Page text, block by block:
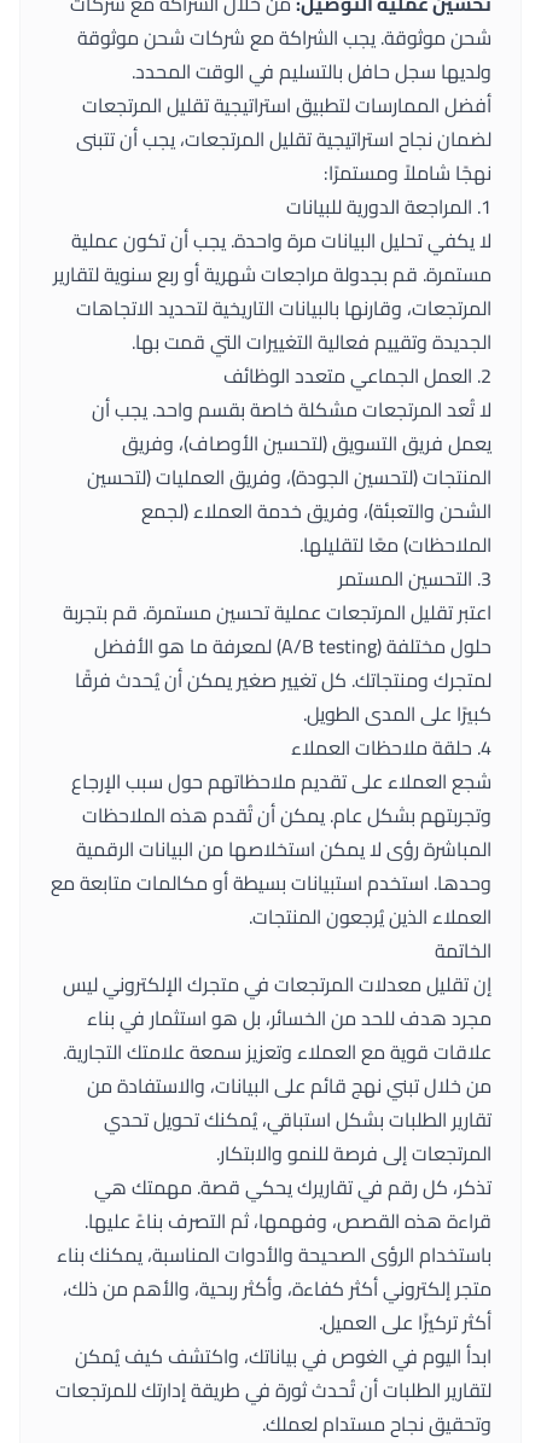
شحن موثوقة. يجب الشراكة مع شركات شحن موثوقة
ولديها سجل حافل بالتسليم في الوقت المحدد.
أفضل الممارسات لتطبيق استراتيجية تقليل المرتجعات
لضمان نجاح استراتيجية تقليل المرتجعات، يجب أن تتبنى
نهجًا شاملاً ومستمرًا:
1. المراجعة الدورية للبيانات
لا يكفي تحليل البيانات مرة واحدة. يجب أن تكون عملية
مستمرة. قم بجدولة مراجعات شهرية أو ربع سنوية لتقارير
المرتجعات، وقارنها بالبيانات التاريخية لتحديد الاتجاهات
الجديدة وتقييم فعالية التغييرات التي قمت بها.
2. العمل الجماعي متعدد الوظائف
لا تُعد المرتجعات مشكلة خاصة بقسم واحد. يجب أن
يعمل فريق التسويق (لتحسين الأوصاف)، وفريق
المنتجات (لتحسين الجودة)، وفريق العمليات (لتحسين
الشحن والتعبئة)، وفريق خدمة العملاء (لجمع
الملاحظات) معًا لتقليلها.
3. التحسين المستمر
اعتبر تقليل المرتجعات عملية تحسين مستمرة. قم بتجربة
حلول مختلفة (A/B testing) لمعرفة ما هو الأفضل
لمتجرك ومنتجاتك. كل تغيير صغير يمكن أن يُحدث فرقًا
كبيرًا على المدى الطويل.
4. حلقة ملاحظات العملاء
شجع العملاء على تقديم ملاحظاتهم حول سبب الإرجاع
وتجربتهم بشكل عام. يمكن أن تُقدم هذه الملاحظات
المباشرة رؤى لا يمكن استخلاصها من البيانات الرقمية
وحدها. استخدم استبيانات بسيطة أو مكالمات متابعة مع
العملاء الذين يُرجعون المنتجات.
الخاتمة
إن تقليل معدلات المرتجعات في متجرك الإلكتروني ليس
مجرد هدف للحد من الخسائر، بل هو استثمار في بناء
علاقات قوية مع العملاء وتعزيز سمعة علامتك التجارية.
من خلال تبني نهج قائم على البيانات، والاستفادة من
تقارير الطلبات بشكل استباقي، يُمكنك تحويل تحدي
المرتجعات إلى فرصة للنمو والابتكار.
تذكر، كل رقم في تقاريرك يحكي قصة. مهمتك هي
قراءة هذه القصص، وفهمها، ثم التصرف بناءً عليها.
باستخدام الرؤى الصحيحة والأدوات المناسبة، يمكنك بناء
متجر إلكتروني أكثر كفاءة، وأكثر ربحية، والأهم من ذلك،
أكثر تركيزًا على العميل.
ابدأ اليوم في الغوص في بياناتك، واكتشف كيف يُمكن
لتقارير الطلبات أن تُحدث ثورة في طريقة إدارتك للمرتجعات
وتحقيق نجاح مستدام لعملك.